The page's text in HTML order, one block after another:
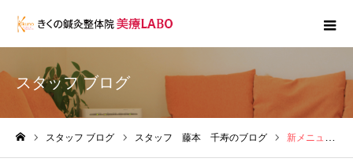
スタッフ ブログ
スタッフ ブログ スタッフ 藤本 千寿のブログ 新メニュー！